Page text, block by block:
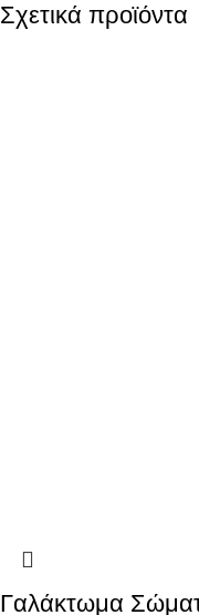
Σχετικά προϊόντα
Γαλάκτωμα